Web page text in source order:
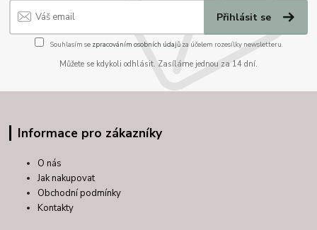
Přihlásit se
Souhlasím se zpracováním osobních údajůza účelem rozesílky newsletteru.
Můžete se kdykoli odhlásit. Zasíláme jednou za 14 dní.
Informace pro zákazníky
O nás
Jak nakupovat
Obchodní podmínky
Kontakty